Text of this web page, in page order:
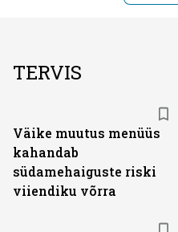
TERVIS
Väike muutus menüüs
kahandab
südamehaiguste riski
viiendiku võrra